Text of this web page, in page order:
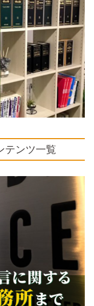
テンツ一覧